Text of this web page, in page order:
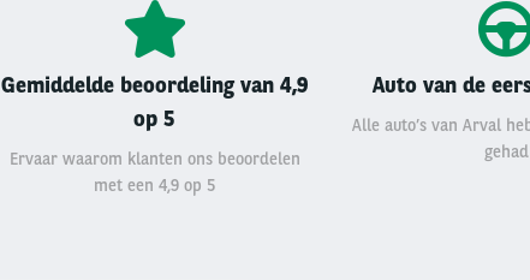
Gemiddelde beoordeling van 4,9
op 5
Ervaar waarom klanten ons beoordelen
met een 4,9 op 5
Auto van de
Alle auto’s van Arval
gehad